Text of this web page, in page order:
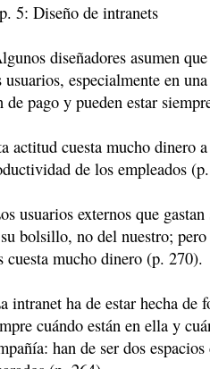
5: Diseño de intranets
diseñadores asumen
usuarios, especialmente en
de pago y pueden estar
actitud cuesta mucho dinero
de los empleados
usuarios externos que
bolsillo, no del nuestro;
cuesta mucho dinero (p. 270).
intranet ha de estar hecha de
cuándo están en ella y
han de ser dos